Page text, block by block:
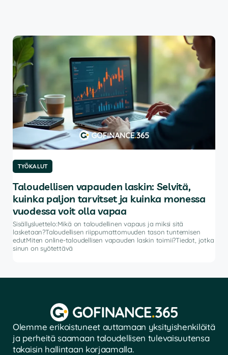
TYÖKALUT
Taloudellisen vapauden laskin: Selvitä,
kuinka paljon tarvitset ja kuinka monessa
vuodessa voit olla vapaa
Sisällysluettelo:Mikä on taloudellinen vapaus ja miksi sitä
lasketaan?Taloudellisen riippumattomuuden tason tuntemisen
edutMiten online-taloudellisen vapauden laskin toimii?Tiedot, jotka
sinun on syötettävä
Olemme erikoistuneet auttamaan yksityishenkilöitä
ja perheitä saamaan taloudellisen tulevaisuutensa
takaisin hallintaan korjaamalla.